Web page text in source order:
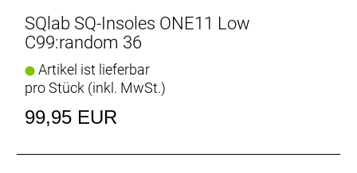
SQlab SQ-Insoles ONE11 Low
C99:random 36
Artikel ist lieferbar
pro Stück (inkl. MwSt.)
99,95 EUR